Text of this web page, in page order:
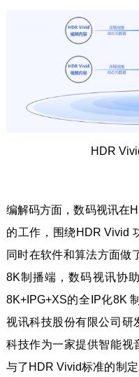
HDR
编解码方面，数码视讯在
的工作，围绕HDR Vivid
同时在软件和算法方面做
8K制播端，数码视讯协
8K+IPG+XS的全IP化8K
视讯科技股份有限公司研
科技作为一家提供智能视
与了HDR Vivid标准的制